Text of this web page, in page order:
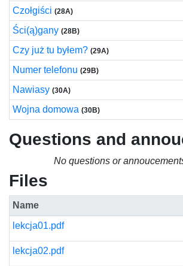
Czołgiści (28A)
Ści(ą)gany (28B)
Czy już tu byłem? (29A)
Numer telefonu (29B)
Nawiasy (30A)
Wojna domowa (30B)
Questions and
No questions or
Files
Name
lekcja01.pdf
lekcja02.pdf